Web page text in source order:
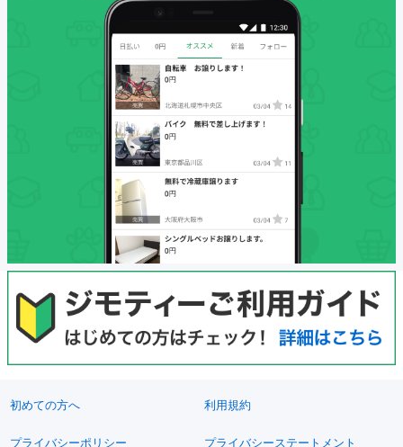
初めての方へ 利用規約
プライバシーポリシー プライバシーステートメント